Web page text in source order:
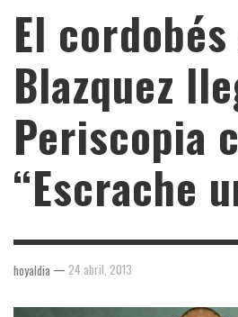
El
Blazquez
Periscopia
“Escrache
hoyaldia — 24 abril, 2013